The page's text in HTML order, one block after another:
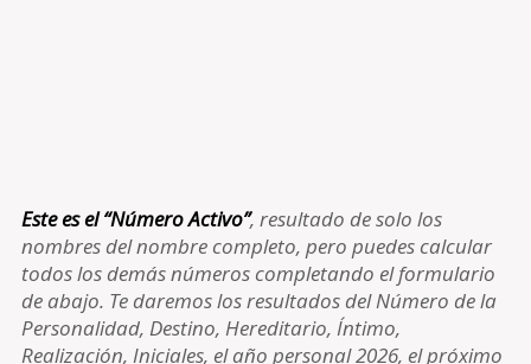
Este es el “Número Activo”, resultado de solo los
nombres del nombre completo, pero puedes calcular
todos los demás números completando el formulario
de abajo. Te daremos los resultados del Número de la
Personalidad, Destino, Hereditario, Íntimo,
Realización, Iniciales, el año personal 2026, el próximo